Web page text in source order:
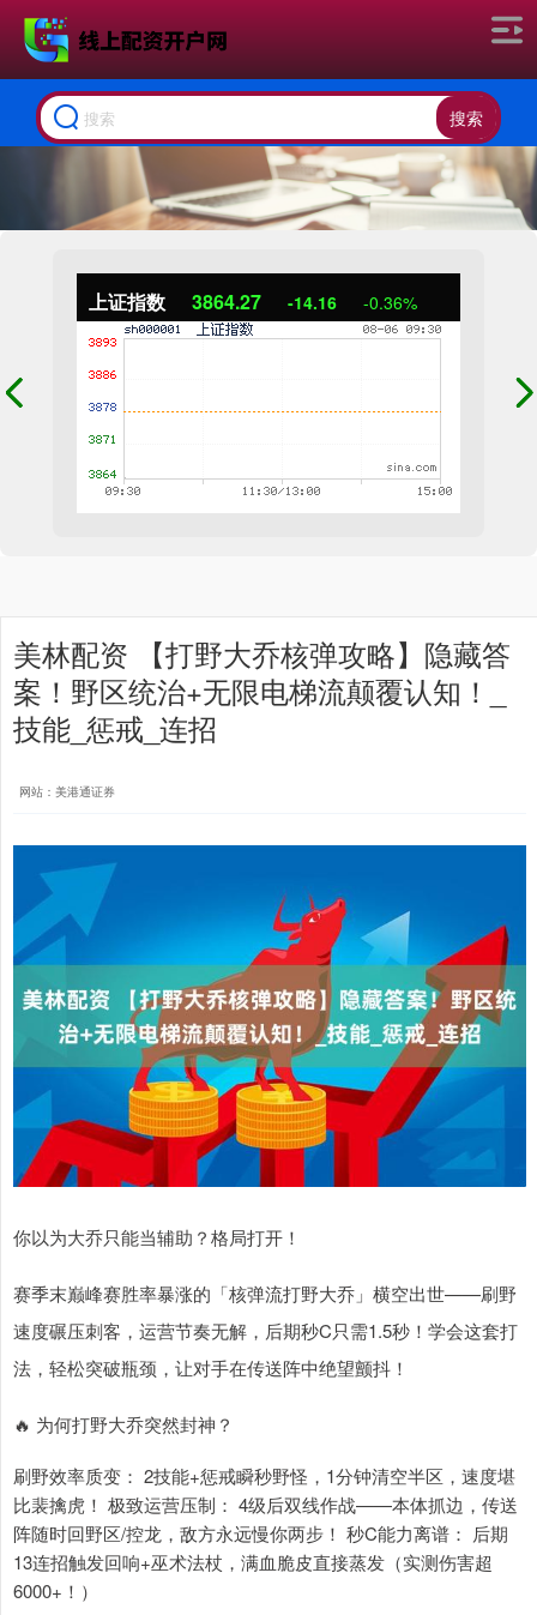
搜索
上证指数 3864.27 -14.16 -0.36%
美林配资 【打野大乔核弹攻略】隐藏答
案！野区统治+无限电梯流颠覆认知！_
技能_惩戒_连招
网站：美港通证券
你以为大乔只能当辅助？格局打开！
赛季末巅峰赛胜率暴涨的「核弹流打野大乔」横空出世——刷野
速度碾压刺客，运营节奏无解，后期秒C只需1.5秒！学会这套打
法，轻松突破瓶颈，让对手在传送阵中绝望颤抖！
🔥 为何打野大乔突然封神？
刷野效率质变： 2技能+惩戒瞬秒野怪，1分钟清空半区，速度堪
比裴擒虎！ 极致运营压制： 4级后双线作战——本体抓边，传送
阵随时回野区/控龙，敌方永远慢你两步！ 秒C能力离谱： 后期
13连招触发回响+巫术法杖，满血脆皮直接蒸发（实测伤害超
6000+！）